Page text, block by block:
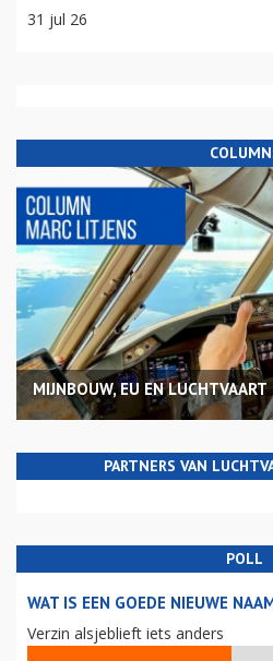
31 jul 26
MIJNBOUW, EU EN LUCHTVAART
PARTNERS VAN
POLL
WAT IS EEN GOEDE NIEUWE
Verzin alsjeblieft iets anders